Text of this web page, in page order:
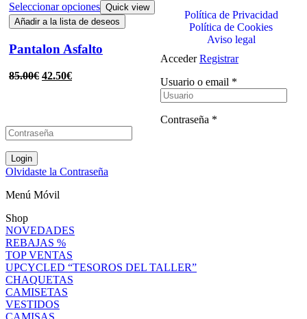
Seleccionar opciones Quick view
Añadir a la lista de deseos
Pantalon Asfalto
85.00€ 42.50€
Política de Privacidad
Política de Cookies
Aviso legal
Acceder Registrar
Usuario o email *
Contraseña *
Login
Olvidaste la Contraseña
Menú Móvil
Shop
NOVEDADES
REBAJAS %
TOP VENTAS
UPCYCLED “TESOROS DEL TALLER”
CHAQUETAS
CAMISETAS
VESTIDOS
CAMISAS